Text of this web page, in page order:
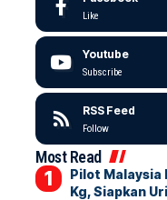
Like
Youtube
Subscribe
RSS Feed
Follow
Most Read
Pilot Malaysia
Kg, Siapkan